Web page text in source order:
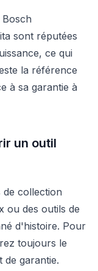
sont réputées
ce qui
la référence
à sa garantie à
un outil
de collection
ou des outils de
d'histoire. Pour
toujours le
de garantie.